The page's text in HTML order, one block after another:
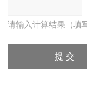
请输入计算结果（填